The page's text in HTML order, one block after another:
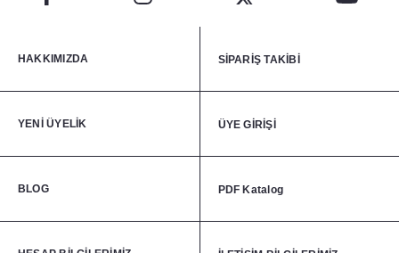
HAKKIMIZDA SİPARİŞ TAKİBİ
YENİ ÜYELİK ÜYE GİRİŞİ
BLOG PDF Katalog